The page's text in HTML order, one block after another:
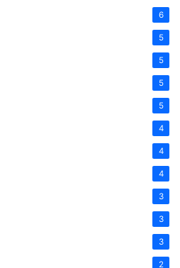
6
5
5
5
5
4
4
4
3
3
3
2